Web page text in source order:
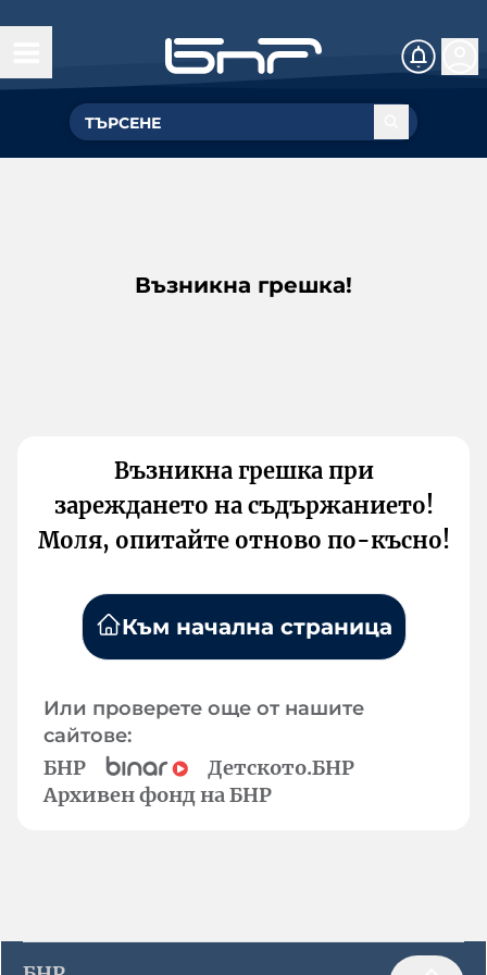
Възникна грешка!
Възникна грешка при
зареждането на съдържанието!
Моля, опитайте отново по-късно!
Към начална страница
Или проверете още от нашите
сайтове:
БНР
Детското.БНР
Архивен фонд на БНР